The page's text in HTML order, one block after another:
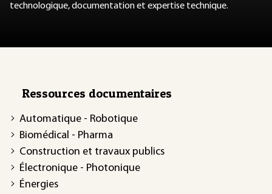
technologique, documentation et expertise technique.
Ressources documentaires
Automatique - Robotique
Biomédical - Pharma
Construction et travaux publics
Électronique - Photonique
Énergies